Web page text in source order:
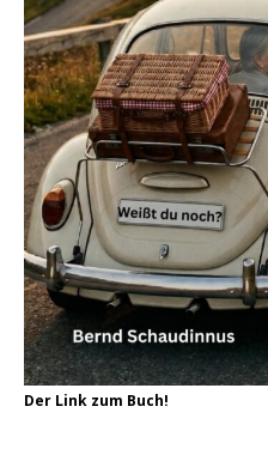
Der Link zum Buch!